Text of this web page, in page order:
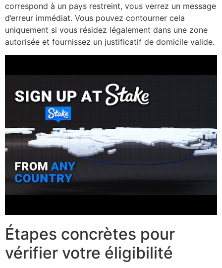
correspond à un pays restreint, vous verrez un message
d’erreur immédiat. Vous pouvez contourner cela
uniquement si vous résidez légalement dans une zone
autorisée et fournissez un justificatif de domicile valide.
Étapes concrètes pour
vérifier votre éligibilité